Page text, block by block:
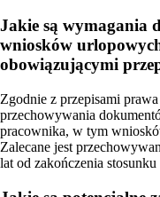
Jakie są wymagania
wniosków
obowiązującymi
Zgodnie z przepisami
przechowywania
pracownika, w tym
Zalecane jest
lat od zakończenia stosunku